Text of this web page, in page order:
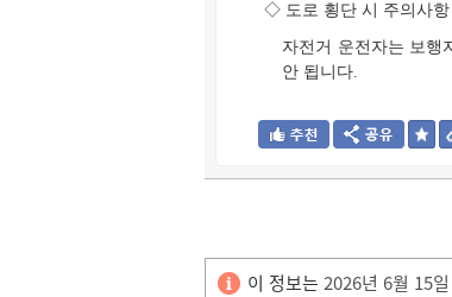
◇ 도로 횡단 시 주의사항
자전거 운전자는 보행
안 됩니다.
이 정보는 2026년 6월 15일